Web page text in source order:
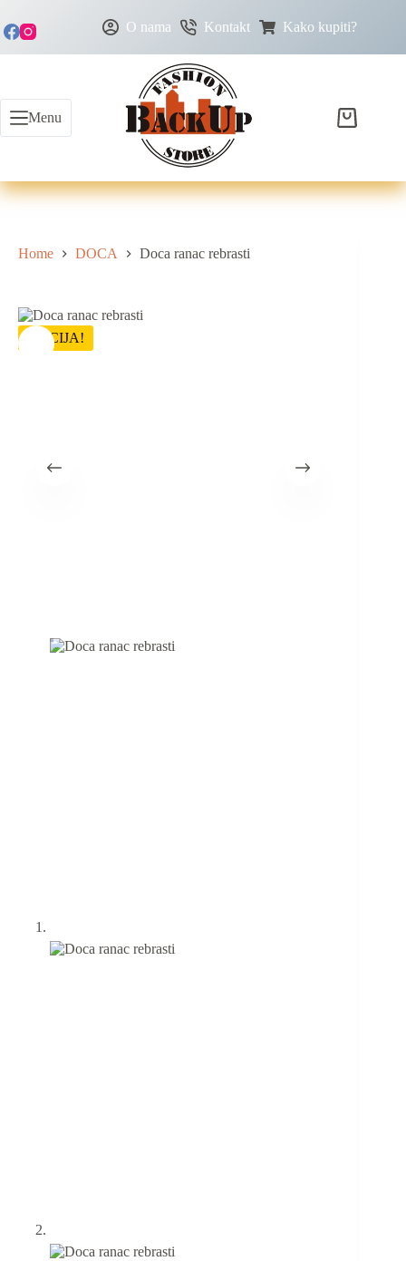
O nama Kontakt Kako kupiti?
Menu
Home DOCA Doca ranac rebrasti
AKCIJA!